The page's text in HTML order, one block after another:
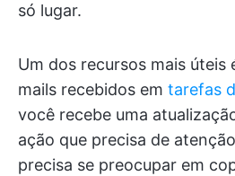
só lugar.
Um dos recursos mais
mails recebidos em tarefas
você recebe uma
ação que precisa de
precisa se preocupar em